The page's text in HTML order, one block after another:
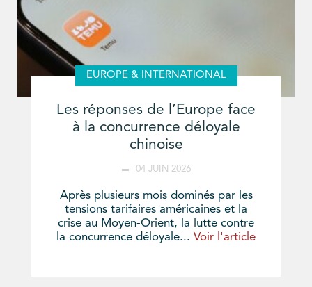
EUROPE & INTERNATIONAL
Les réponses de l’Europe face
à la concurrence déloyale
chinoise
04 JUIN 2026
Après plusieurs mois dominés par les
tensions tarifaires américaines et la
crise au Moyen-Orient, la lutte contre
la concurrence déloyale... Voir l'article